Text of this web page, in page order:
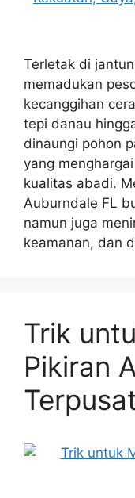
Terletak di
memadukan
kecanggihan
tepi danau
dinaungi pohon
yang
kualitas abadi.
Auburndale FL
namun juga
keamanan, dan
Trik
Pikiran
Terpusat